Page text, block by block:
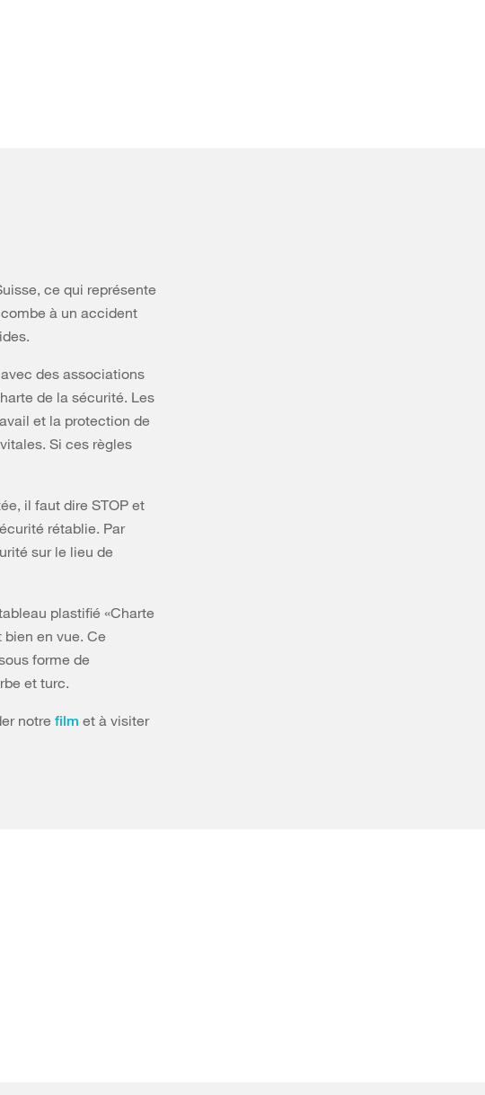
ce qui représente
à un accident
des associations
de la sécurité. Les
et la protection de
Si ces règles
il faut dire STOP et
rétablie. Par
sur le lieu de
plastifié «Charte
en vue. Ce
forme de
et turc.
notre film et à visiter